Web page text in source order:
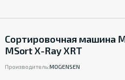
Сортировочная машина
MSort X-Ray XRT
Производитель:MOGENSEN